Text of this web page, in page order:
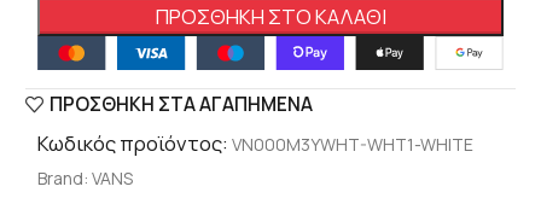
ΠΡΟΣΘΉΚΗ ΣΤΟ ΚΑΛΆΘΙ
ΠΡΟΣΘΉΚΗ ΣΤΑ ΑΓΑΠΗΜΈΝΑ
Κωδικός προϊόντος: VN000M3YWHT-WHT1-WHITE
Brand: VANS